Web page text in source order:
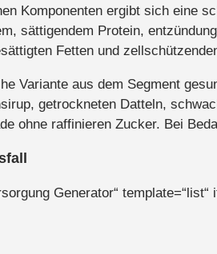
Komponenten ergibt sich eine
sättigendem Protein,
Fetten und
Variante aus dem Segment
getrockneten Datteln,
ohne raffinieren Zucker. Bei
Generator“ template=“list“